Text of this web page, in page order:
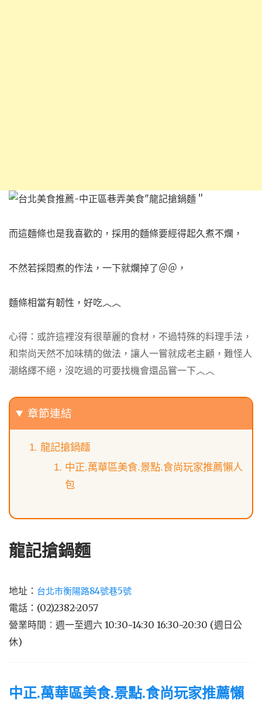
而這麵條也是我喜歡的， 採用的麵條要經得起久煮不爛，
不然若採悶煮的作法，一下就爛掉了＠＠，
麵條相當有韌性，好吃︿︿
心得：或許這裡沒有很華麗的食材，不過特殊的料理手法，
和崇尚天然不加味精的做法，讓人一嘗就成老主顧，難怪人
潮絡繹不絕，沒吃過的可要找機會還品嘗一下︿︿
章節連結
龍記搶鍋麵
中正.萬華區美食.景點.食尚玩家推薦懶人
包
龍記搶鍋麵
地址： 台北市衡陽路84號巷5號
電話：(02)2382-2057
營業時間︰週一至週六 10:30~14:30 16:30~20:30 (週日公
休)
中正.萬華區美食.景點.食尚玩家推薦懶